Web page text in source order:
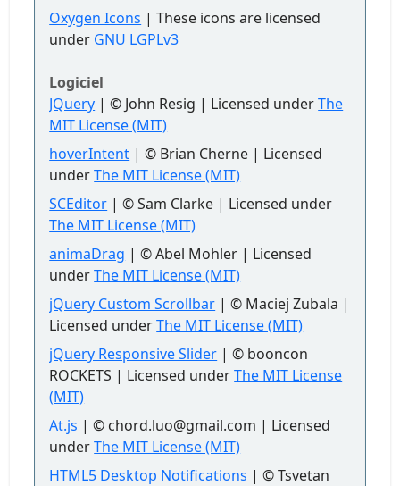
Oxygen Icons | These icons are licensed
under GNU LGPLv3
Logiciel
JQuery | © John Resig | Licensed underThe
MIT License (MIT)
hoverIntent | © Brian Cherne | Licensed
underThe MIT License (MIT)
SCEditor | © Sam Clarke | Licensed under
The MIT License (MIT)
animaDrag | © Abel Mohler | Licensed
underThe MIT License (MIT)
jQuery Custom Scrollbar | © Maciej Zubala |
Licensed underThe MIT License (MIT)
jQuery Responsive Slider | © booncon
ROCKETS | Licensed underThe MIT License
(MIT)
At.js | © chord.luo@gmail.com | Licensed
underThe MIT License (MIT)
HTML5 Desktop Notifications | © Tsvetan